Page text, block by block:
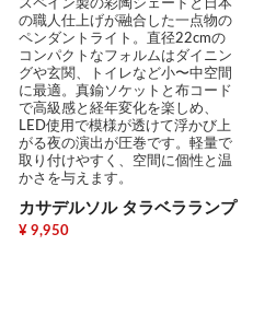
スペイン製の彩陶シェードと日本
の職人仕上げが融合した一点物の
ペンダントライト。直径22cmの
コンパクトなフォルムはダイニン
グや玄関、トイレなど小〜中空間
に最適。真鍮ソケットと布コード
で高級感と経年変化を楽しめ、
LED使用で模様が透けて浮かび上
がる夜の演出が圧巻です。軽量で
取り付けやすく、空間に個性と温
かさを与えます。
カサデルソル タラベラランプ
¥ 9,950